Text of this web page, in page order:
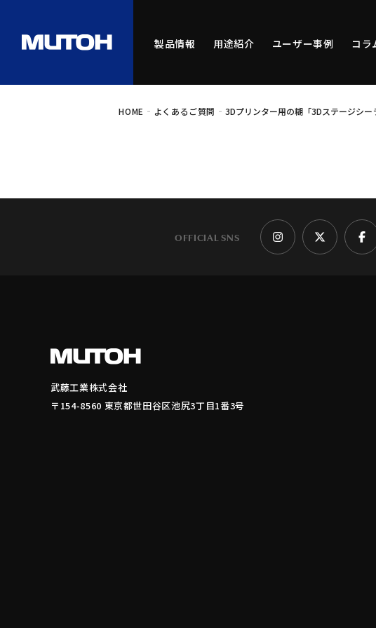
製品情報 用途紹介 ユーザー事例 コラ
HOME - よくあるご質問 - 3Dプリンター用の糊「3Dステージシ
OFFICIAL SNS
武藤工業株式会社
〒154-8560 東京都世田谷区池尻3丁目1番3号